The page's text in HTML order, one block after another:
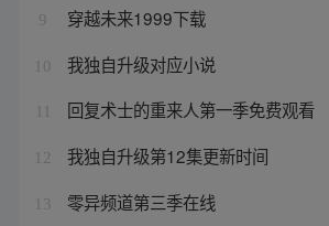
9 穿越未来1999下载
10 我独自升级对应小说
回复术士的重来人第一季免费观看
12 我独自升级第12集更新时间
13 零异频道第三季在线